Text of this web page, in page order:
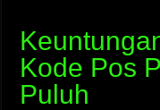
Kode Pos
Puluh